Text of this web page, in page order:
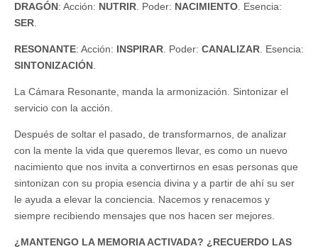
DRAGÓN: Acción: NUTRIR. Poder: NACIMIENTO. Esencia:
SER.
RESONANTE: Acción: INSPIRAR. Poder: CANALIZAR. Esencia:
SINTONIZACIÓN.
La Cámara Resonante, manda la armonización. Sintonizar el
servicio con la acción.
Después de soltar el pasado, de transformarnos, de analizar
con la mente la vida que queremos llevar, es como un nuevo
nacimiento que nos invita a convertirnos en esas personas que
sintonizan con su propia esencia divina y a partir de ahí su ser
le ayuda a elevar la conciencia. Nacemos y renacemos y
siempre recibiendo mensajes que nos hacen ser mejores.
¿MANTENGO LA MEMORIA ACTIVADA? ¿RECUERDO LAS